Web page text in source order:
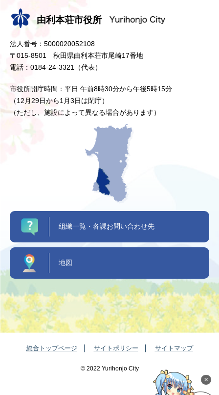
×
由利本荘市役所
法人番号：5000020052108
〒015-8501 秋田県由利本荘市尾崎17番地
電話：0184-24-3321（代表）
市役所開庁時間：平日 午前8時30分から午後5時15分
（12月29日から1月3日は閉庁）
（ただし、施設によって異なる場合があります）
組織一覧・各課お問い合わせ先
地図
総合トップページ サイトポリシー サイトマップ
©️ 2022 Yurihonjo City